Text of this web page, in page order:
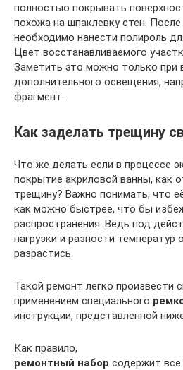
полностью покрывать
похожа на шпаклевку стен.
необходимо нанести полироль
Цвет восстанавливаемого
Заметить это можно только при
дополнительного освещения,
фрагмент.
Как заделать трещину
Что же делать если в процессе
покрытие акриловой ванны, как
трещину? Важно понимать, что
как можно быстрее, что бы
распространения. Ведь под
нагрузки и разности
разрастись.
Такой ремонт легко произвести
применением специального
инструкции, представленной
Как правило,
ремонтный набор содержит